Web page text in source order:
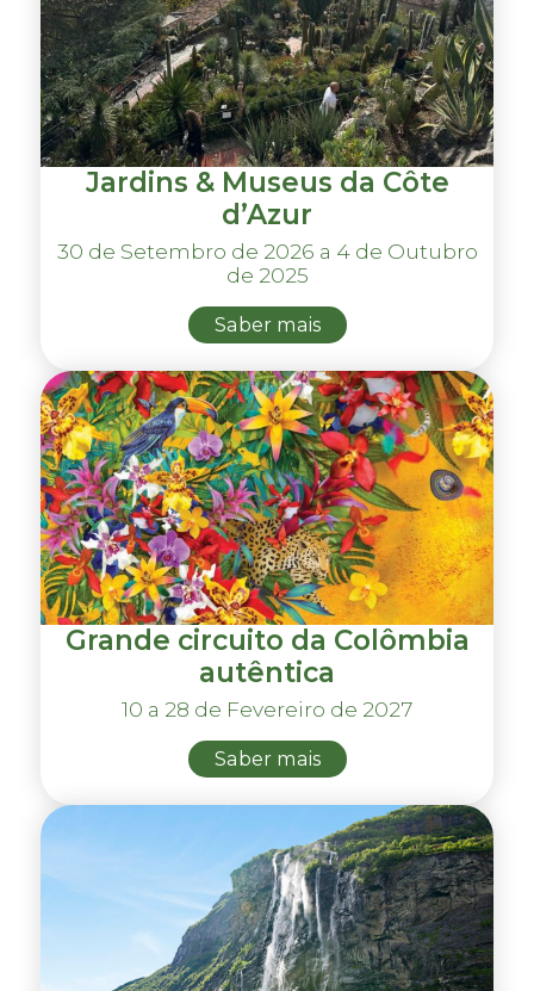
Jardins & Museus da Côte
d’Azur
30 de Setembro de 2026 a 4 de Outubro
de 2025
Saber mais
Grande circuito da Colômbia
autêntica
10 a 28 de Fevereiro de 2027
Saber mais